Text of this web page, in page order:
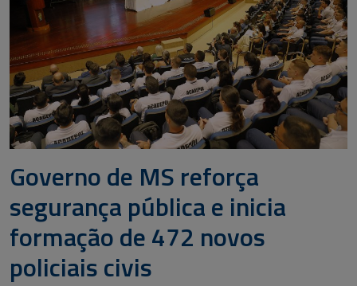
Governo de MS reforça
segurança pública e inicia
formação de 472 novos
policiais civis